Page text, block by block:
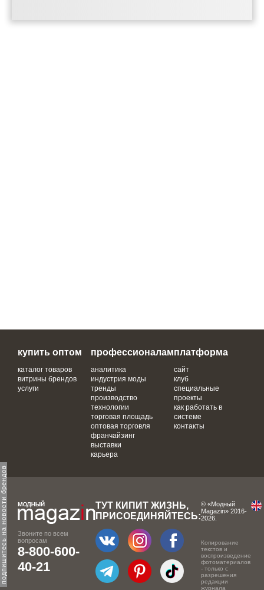
подпишитесь на новости брендов
купить оптом
каталог товаров
витрины брендов
услуги
профессионалам
аналитика
индустрия моды
тренды
производство
технологии
торговая площадь
оптовая торговля
франчайзинг
выставки
карьера
платформа
сайт
клуб
специальные
проекты
как работать в
системе
контакты
Звоните по всем
вопросам
8-800-600-
40-21
ТУТ КИПИТ ЖИЗНЬ,
ПРИСОЕДИНЯЙТЕСЬ:
© «Модный
Magazin» 2016-
2026.
Копирование
текстов и
воспроизведение
фотоматериалов
- только с
разрешения
редакции
журнала